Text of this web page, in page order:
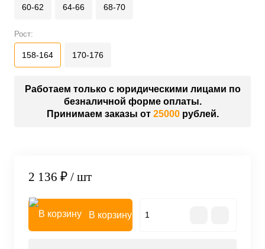
60-62 64-66 68-70
Рост:
158-164 170-176
Работаем только с юридическими лицами по
безналичной форме оплаты.
Принимаем заказы от 25000рублей.
2 136 ₽ / шт
В корзину